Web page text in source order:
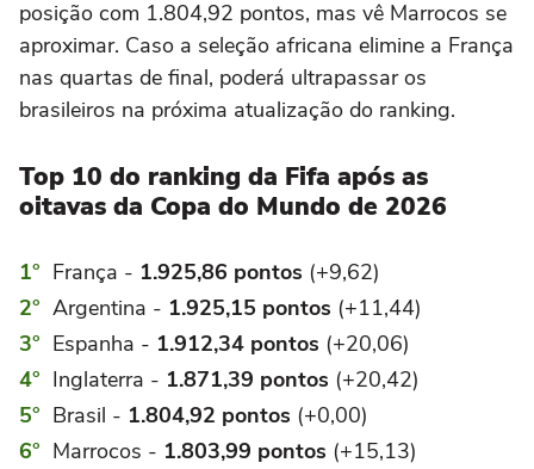
posição com 1.804,92 pontos, mas vê Marrocos se
aproximar. Caso a seleção africana elimine a França
nas quartas de final, poderá ultrapassar os
brasileiros na próxima atualização do ranking.
Top 10 do ranking da Fifa após as
oitavas da Copa do Mundo de 2026
França - 1.925,86 pontos (+9,62)
Argentina - 1.925,15 pontos (+11,44)
Espanha - 1.912,34 pontos (+20,06)
Inglaterra - 1.871,39 pontos (+20,42)
Brasil - 1.804,92 pontos (+0,00)
Marrocos - 1.803,99 pontos (+15,13)